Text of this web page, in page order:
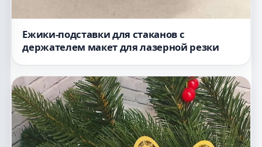
Ежики-подставки для стаканов с
держателем макет для лазерной резки